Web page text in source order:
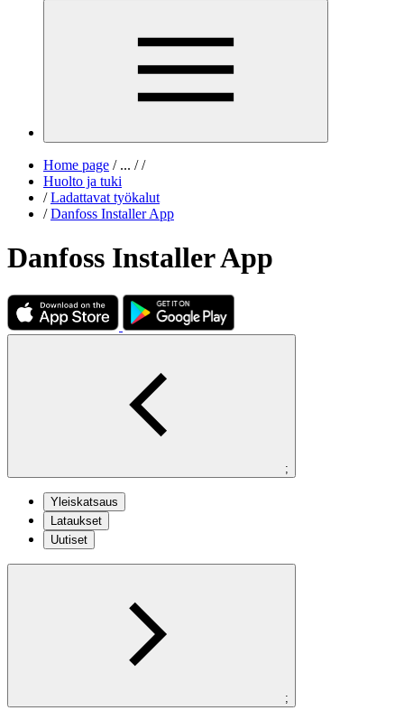
Home page /... / /
Huolto ja tuki
/ Ladattavat työkalut
/ Danfoss Installer App
Danfoss Installer App
;
Yleiskatsaus
Lataukset
Uutiset
;